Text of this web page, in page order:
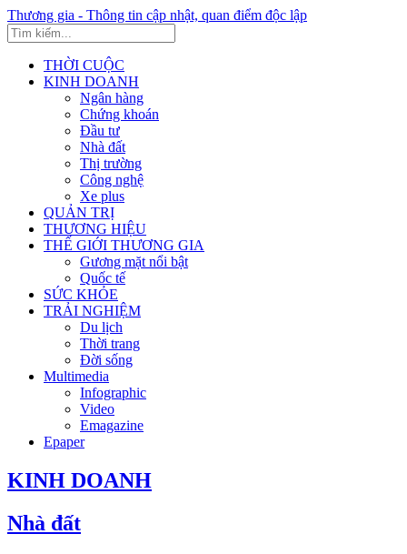
Thương gia - Thông tin cập nhật, quan điểm độc lập
THỜI CUỘC
KINH DOANH
Ngân hàng
Chứng khoán
Đầu tư
Nhà đất
Thị trường
Công nghệ
Xe plus
QUẢN TRỊ
THƯƠNG HIỆU
THẾ GIỚI THƯƠNG GIA
Gương mặt nổi bật
Quốc tế
SỨC KHỎE
TRẢI NGHIỆM
Du lịch
Thời trang
Đời sống
Multimedia
Infographic
Video
Emagazine
Epaper
KINH DOANH
Nhà đất